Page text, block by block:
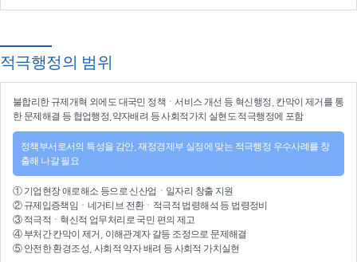
적극행정의 범위
불합리한 규제개혁 외에도 대국민 정책ㆍ서비스 개선 등 혁신행정 , 칸막이 제거를 통
한 문제해결 등 협업행정 ,약자배려 등사회적가치 실현 도 적극행정에 포함
정책부서로서의 특성을 감안, 재정경제부 실정에 맞는 적극행정 우수사례를 창
출해 나갈 필요
① 기업현장 애로해소 등으로 신산업 ㆍ 일자리 창출 지원
② 규제입증책임 ㆍ 네거티브 전환ㆍ적극적 법령해석 등 법령정비
③ 적극적 ㆍ 혁신적 업무처리 로 국민 편의 제고
④ 부처간 칸막이 제거, 이해관계자 갈등 조정으로 문제해결
⑤ 안전한 환경조성, 사회적 약자 배려 등 사회적 가치실현